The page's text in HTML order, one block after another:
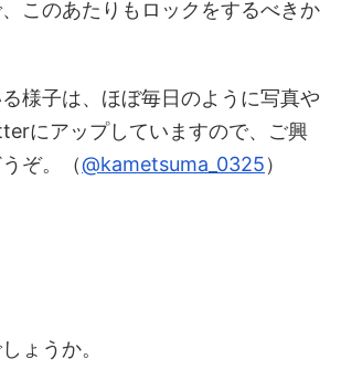
このあたりもロックをするべきか
様子は、ほぼ毎日のように写真や
にアップしていますので、ご興
ぞ。（@kametsuma_0325）
ょうか。